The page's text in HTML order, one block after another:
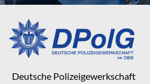
Deutsche Polizeigewerkschaft